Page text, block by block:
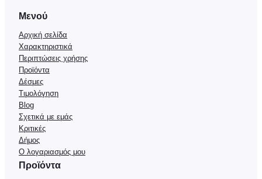
Μενού
Αρχική σελίδα
Χαρακτηριστικά
Περιπτώσεις χρήσης
Προϊόντα
Δέσμες
Τιμολόγηση
Blog
Σχετικά με εμάς
Κριτικές
Δήμος
Ο λογαριασμός μου
Προϊόντα